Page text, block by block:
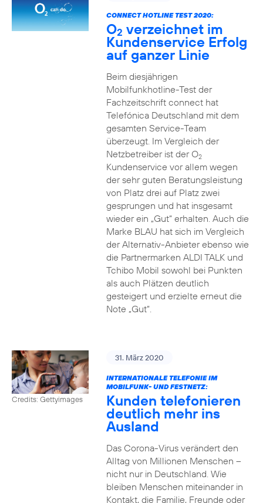
CONNECT HOTLINE TEST 2020:
O2 verzeichnet im
Kundenservice Erfolg
auf ganzer Linie
Beim diesjährigen
Mobilfunkhotline-Test der
Fachzeitschrift connect hat
Telefónica Deutschland mit dem
gesamten Service-Team
überzeugt. Im Vergleich der
Netzbetreiber ist der O2
Kundenservice vor allem wegen
der sehr guten Beratungsleistung
von Platz drei auf Platz zwei
gesprungen und hat insgesamt
wieder ein „Gut“ erhalten. Auch die
Marke BLAU hat sich im Vergleich
der Alternativ-Anbieter ebenso wie
die Partnermarken ALDI TALK und
Tchibo Mobil sowohl bei Punkten
als auch Plätzen deutlich
gesteigert und erzielte erneut die
Note „Gut“.
Credits: Gettyimages
31. März 2020
INTERNATIONALE TELEFONIE IM
MOBILFUNK- UND FESTNETZ:
Kunden telefonieren
deutlich mehr ins
Ausland
Das Corona-Virus verändert den
Alltag von Millionen Menschen –
nicht nur in Deutschland. Wie
bleiben Menschen miteinander in
Kontakt, die Familie, Freunde oder